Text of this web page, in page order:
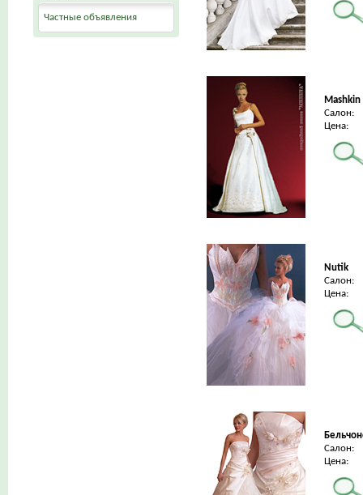
Mashkin
Салон:
Цена:
Nutik
Салон:
Цена:
Салон:
Цена:
Частные объявления